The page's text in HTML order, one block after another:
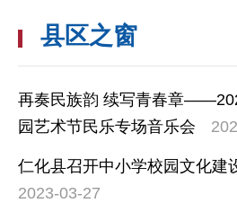
县区之窗
再奏民族韵 续写青春章
园艺术节民乐专场音乐会
仁化县召开中小学校园文化建
2023-03-27